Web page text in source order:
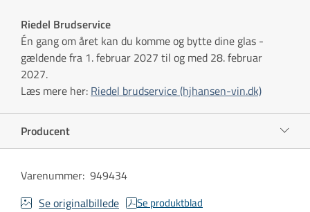
Riedel Brudservice
Én gang om året kan du komme og bytte dine glas -
gældende fra 1. februar 2027 til og med 28. februar
2027.
Læs mere her: Riedel brudservice (hjhansen-vin.dk)
Producent
Varenummer: 949434
Se originalbillede
Se produktblad